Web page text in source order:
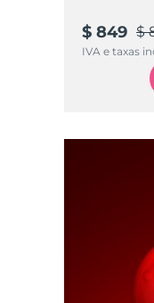
$ 849 $
IVA e taxas